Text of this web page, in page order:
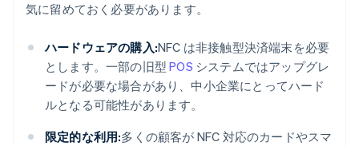
気に留めておく必要があります。
ハードウェアの購入:NFC は非接触型決済端末を必要
とします。一部の旧型POS システムではアップグレ
ードが必要な場合があり、中小企業にとってハード
ルとなる可能性があります。
限定的な利用:多くの顧客が NFC 対応のカードやスマ